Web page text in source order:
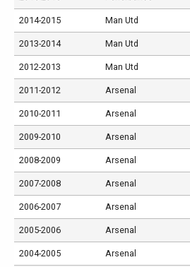
2014-2015 Man Utd
2013-2014 Man Utd
2012-2013 Man Utd
2011-2012 Arsenal
2010-2011 Arsenal
2009-2010 Arsenal
2008-2009 Arsenal
2007-2008 Arsenal
2006-2007 Arsenal
2005-2006 Arsenal
2004-2005 Arsenal